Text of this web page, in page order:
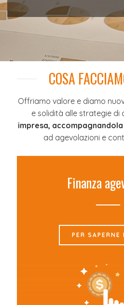
COSA
Offriamo valore e diamo
e solidità alle strategie di
impresa, accompagnandola
ad agevolazioni e
Finanza
PER SAPERNE